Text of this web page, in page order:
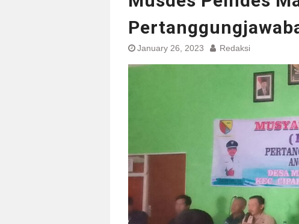
January 26, 2023 Redaksi